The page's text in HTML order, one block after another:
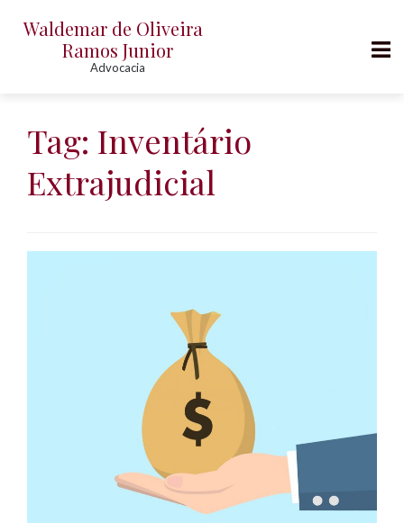
Waldemar de Oliveira
Ramos Junior
Advocacia
Tag: Inventário
Extrajudicial